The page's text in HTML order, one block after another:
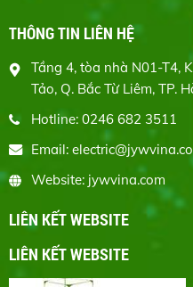
THÔNG TIN LIÊN HỆ
Tầng 4, tòa nhà N01-T4,
Tảo, Q. Bắc Từ Liêm, TP.
Hotline: 0246 682 3511
Email:
Website: jywvina.com
LIÊN KẾT WEBSITE
LIÊN KẾT WEBSITE